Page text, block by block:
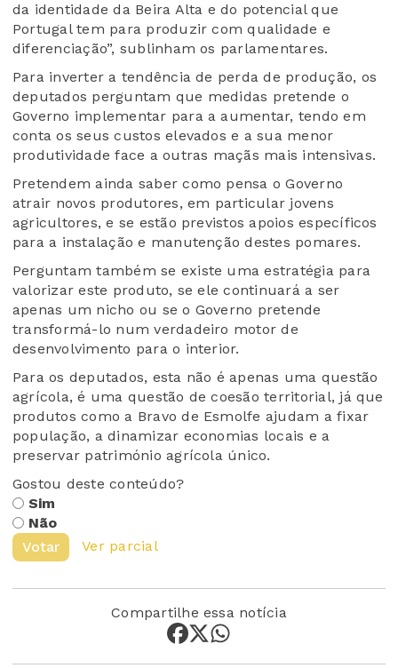
da identidade da Beira Alta e do potencial que
Portugal tem para produzir com qualidade e
diferenciação”, sublinham os parlamentares.
Para inverter a tendência de perda de produção, os
deputados perguntam que medidas pretende o
Governo implementar para a aumentar, tendo em
conta os seus custos elevados e a sua menor
produtividade face a outras maçãs mais intensivas.
Pretendem ainda saber como pensa o Governo
atrair novos produtores, em particular jovens
agricultores, e se estão previstos apoios específicos
para a instalação e manutenção destes pomares.
Perguntam também se existe uma estratégia para
valorizar este produto, se ele continuará a ser
apenas um nicho ou se o Governo pretende
transformá-lo num verdadeiro motor de
desenvolvimento para o interior.
Para os deputados, esta não é apenas uma questão
agrícola, é uma questão de coesão territorial, já que
produtos como a Bravo de Esmolfe ajudam a fixar
população, a dinamizar economias locais e a
preservar património agrícola único.
Gostou deste conteúdo?
Sim
Não
Votar
Ver parcial
Compartilhe essa notícia